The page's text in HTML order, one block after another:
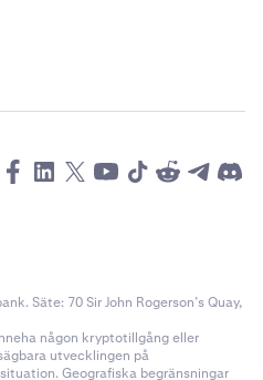
Säte: 70 Sir John Rogerson’s Quay,
någon kryptotillgång eller
utvecklingen på
Geografiska begränsningar